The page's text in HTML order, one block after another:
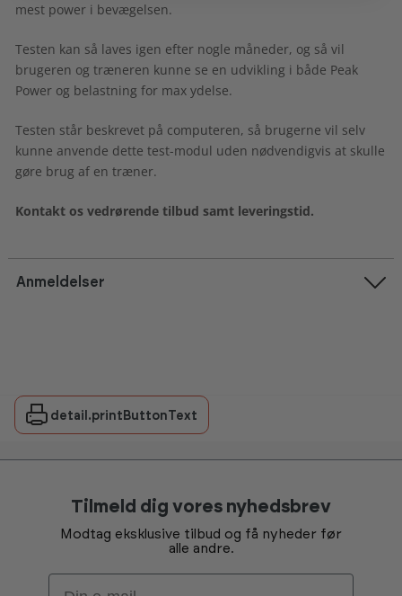
mest power i bevægelsen.
Testen kan så laves igen efter nogle måneder, og så vil
brugeren og træneren kunne se en udvikling i både Peak
Power og belastning for max ydelse.
Testen står beskrevet på computeren, så brugerne vil selv
kunne anvende dette test-modul uden nødvendigvis at skulle
gøre brug af en træner.
Kontakt os vedrørende tilbud samt leveringstid.
Anmeldelser
detail.printButtonText
Tilmeld dig vores nyhedsbrev
Modtag eksklusive tilbud og få nyheder før
alle andre.
Email